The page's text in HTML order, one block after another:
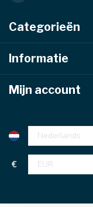
Categorieën
Informatie
Mijn account
€